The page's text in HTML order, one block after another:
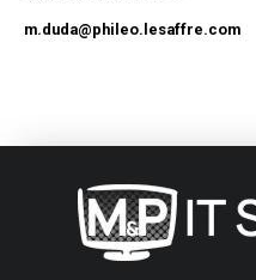
m.duda@phileo.lesaffre.com